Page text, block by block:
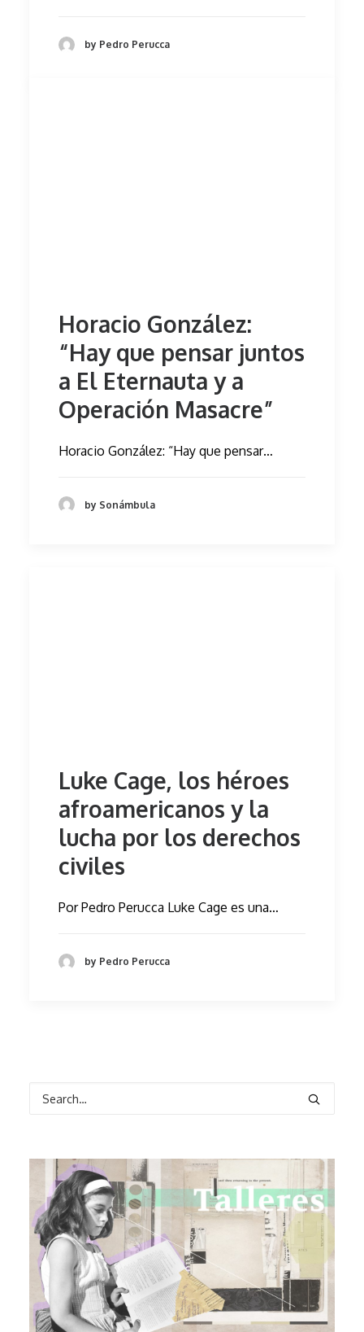
by Pedro Perucca
Horacio González:
“Hay que pensar juntos
a El Eternauta y a
Operación Masacre”
Horacio González: “Hay que pensar…
by Sonámbula
Luke Cage, los héroes
afroamericanos y la
lucha por los derechos
civiles
Por Pedro Perucca Luke Cage es una…
by Pedro Perucca